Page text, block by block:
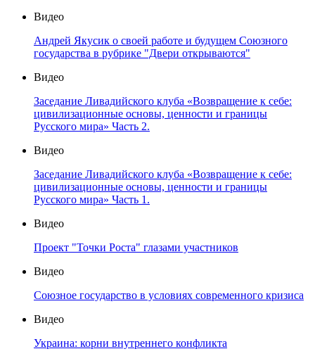
Видео
Андрей Якусик о своей работе и будущем Союзного
государства в рубрике "Двери открываются"
Видео
Заседание Ливадийского клуба «Возвращение к себе:
цивилизационные основы, ценности и границы
Русского мира» Часть 2.
Видео
Заседание Ливадийского клуба «Возвращение к себе:
цивилизационные основы, ценности и границы
Русского мира» Часть 1.
Видео
Проект "Точки Роста" глазами участников
Видео
Союзное государство в условиях современного кризиса
Видео
Украина: корни внутреннего конфликта